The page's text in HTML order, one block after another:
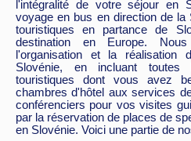
l'intégralité de votre séjour en
voyage en bus en direction de la
touristiques en partance de
destination en Europe.
l'organisation et la
Slovénie, en incluant toutes
touristiques dont vous avez
chambres d'hôtel aux services
conférenciers pour vos visites
par la réservation de places de
en Slovénie. Voici une partie de